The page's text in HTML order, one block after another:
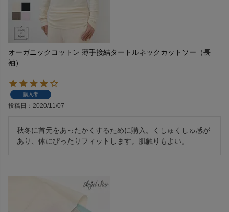
オーガニックコットン 薄手接結タートルネックカットソー（長
袖）
購入者
投稿日 2020/11/07
秋冬に首元をあったかくするために購入。くしゅくしゅ感が
あり、体にぴったりフィットします。肌触りもよい。